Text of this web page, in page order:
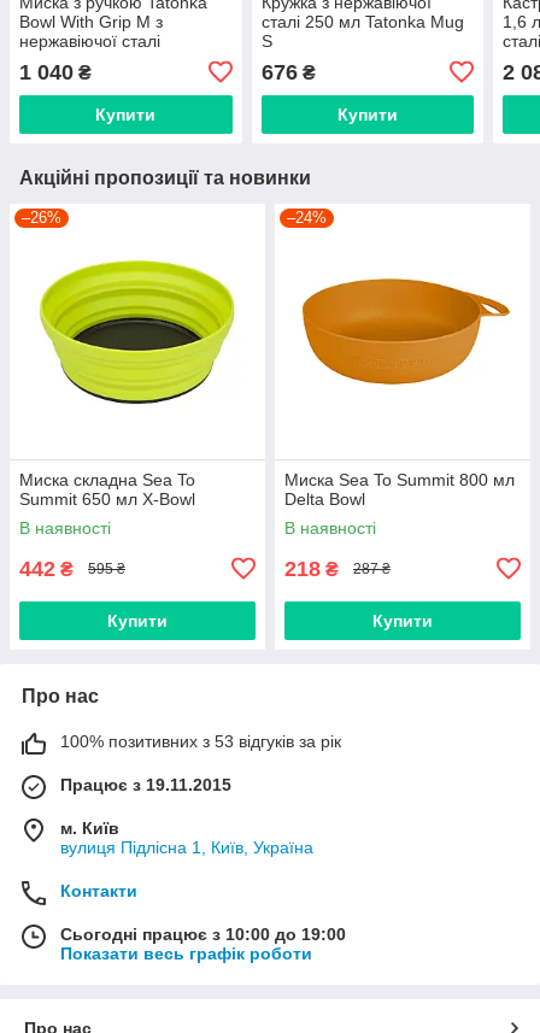
Bowl With Grip М з
нержавіючої сталі
1 040 ₴
Купити
сталі 250 мл Tatonka Mug
S
676₴
Купити
1,6
2
Акційні пропозиції та новинки
–26%
Миска складна Sea To
Summit 650 мл X-Bowl
В наявності
442 ₴ 595 ₴
Купити
–24%
Миска Sea To Summit 800 мл
Delta Bowl
В наявності
218 ₴ 287 ₴
Купити
Про нас
100% позитивних з 53 відгуків за рік
Працює з 19.11.2015
м. Київ
вулиця Підлісна 1, Київ, Україна
Контакти
Сьогодні працює з 10:00 до 19:00
Показати весь графік роботи
Про нас